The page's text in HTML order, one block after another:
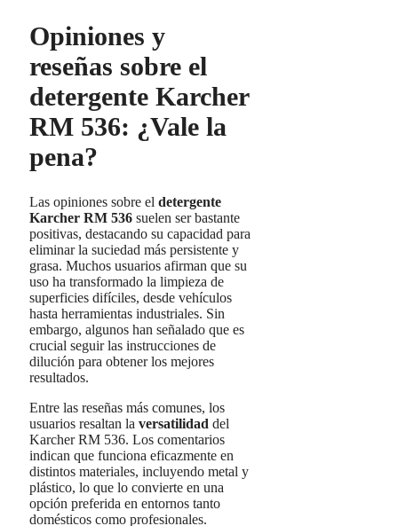
Opiniones y
reseñas sobre el
detergente Karcher
RM 536: ¿Vale la
pena?
Las opiniones sobre el detergente
Karcher RM 536 suelen ser bastante
positivas, destacando su capacidad para
eliminar la suciedad más persistente y
grasa. Muchos usuarios afirman que su
uso ha transformado la limpieza de
superficies difíciles, desde vehículos
hasta herramientas industriales. Sin
embargo, algunos han señalado que es
crucial seguir las instrucciones de
dilución para obtener los mejores
resultados.
Entre las reseñas más comunes, los
usuarios resaltan la versatilidad del
Karcher RM 536. Los comentarios
indican que funciona eficazmente en
distintos materiales, incluyendo metal y
plástico, lo que lo convierte en una
opción preferida en entornos tanto
domésticos como profesionales.